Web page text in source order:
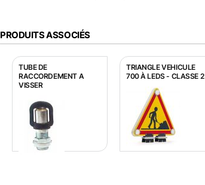
PRODUITS ASSOCIÉS
TUBE DE
RACCORDEMENT A
VISSER
TRIANGLE VEHICULE
700 À LEDS - CLASSE 2